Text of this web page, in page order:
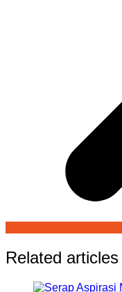
Related articles